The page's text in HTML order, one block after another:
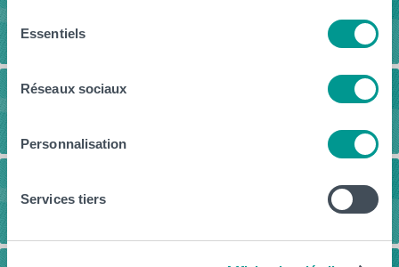
Essentiels
Réseaux sociaux
Personnalisation
Services tiers